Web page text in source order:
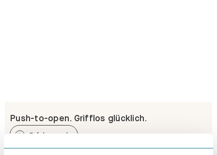
Push-to-open. Grifflos glücklich.
Erfahre mehr